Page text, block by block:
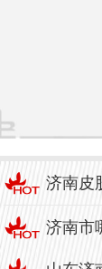
建议选
推荐医院
其中，济
和治疗的
设备和经
济南皮
济南市